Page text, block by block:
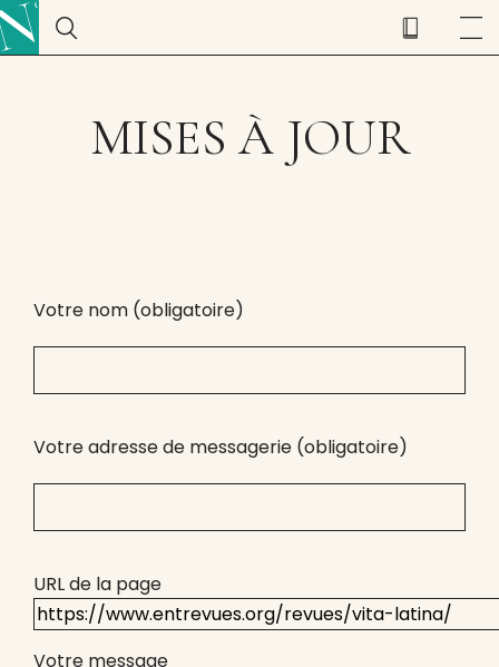
MISES À JOUR
Votre nom (obligatoire)
Votre adresse de messagerie (obligatoire)
URL de la page
Votre message